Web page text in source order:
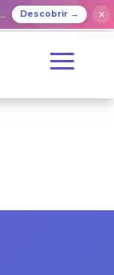
Descobrir → ✕